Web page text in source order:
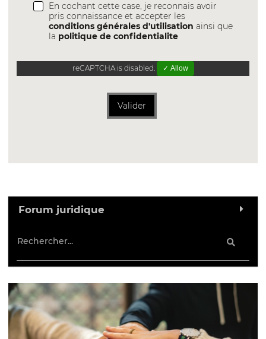
En cochant cette case, je reconnais avoir
pris connaissance et accepter les
conditions générales d'utilisation ainsi que
la politique de confidentialite
reCAPTCHA is disabled. ✓ Allow
Valider
Forum juridique